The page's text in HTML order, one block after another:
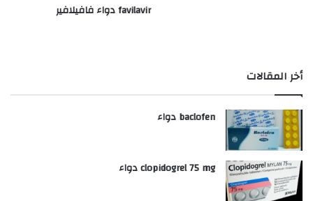
favilavir دواء فافيلافير
أخر المقالات
baclofen دواء
clopidogrel 75 mg دواء